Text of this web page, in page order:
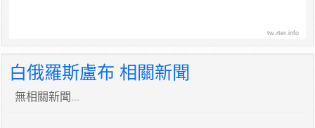
tw.rter.info
白俄羅斯盧布 相關新聞
無相關新聞...